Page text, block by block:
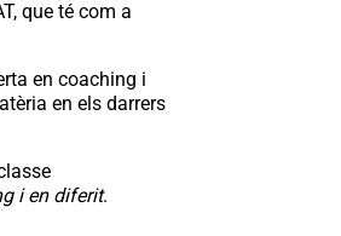
que té com a
en coaching i
en els darrers
i en diferit.